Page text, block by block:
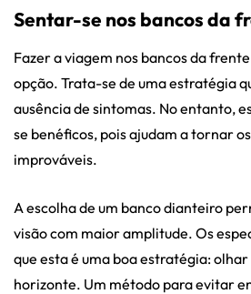
Sentar-se nos bancos da
Fazer a viagem nos bancos da
opção. Trata-se de uma estratégia
ausência de sintomas. No entanto,
se benéficos, pois ajudam a tornar
improváveis.
A escolha de um banco dianteiro
visão com maior amplitude. Os
que esta é uma boa estratégia:
horizonte. Um método para evitar